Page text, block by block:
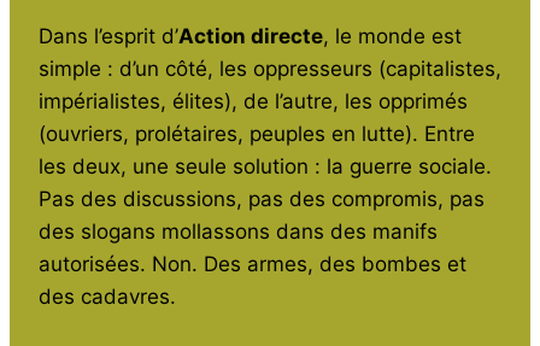
Dans l’esprit d’Action directe, le monde est
simple : d’un côté, les oppresseurs (capitalistes,
impérialistes, élites), de l’autre, les opprimés
(ouvriers, prolétaires, peuples en lutte). Entre
les deux, une seule solution : la guerre sociale.
Pas des discussions, pas des compromis, pas
des slogans mollassons dans des manifs
autorisées. Non. Des armes, des bombes et
des cadavres.